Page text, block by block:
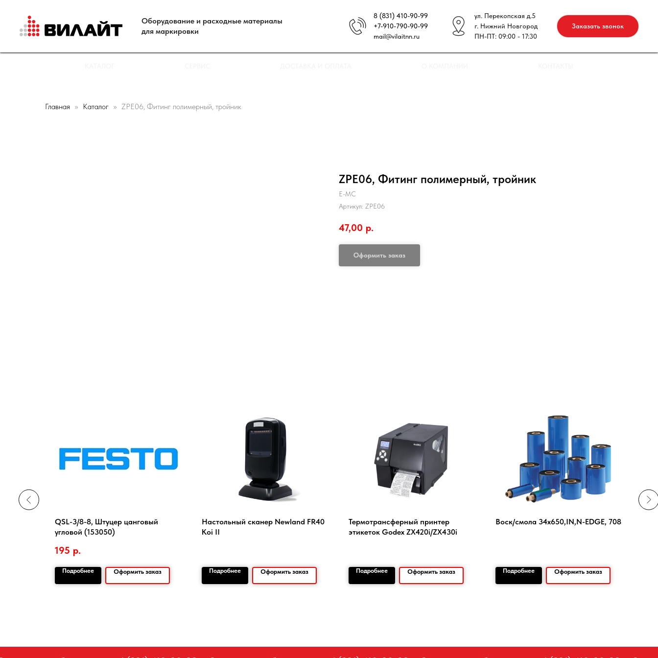
Оборудование и расходные материалы
для маркировки
8 (831) 410-90-99
+7-910-790-90-99
mail@vilaitnn.ru
ул. Перекопская д.5
г. Нижний Новгород
ПН-ПТ: 09:00 - 17:30
Заказать звонок
Главная Каталог ZPE06, Фитинг полимерный, тройник
ZPE06, Фитинг полимерный, тройник
E-MC
Артикул: ZPE06
47,00 р.
Оформить заказ
QSL-3/8-8, Штуцер цанговый
угловой (153050)
195 р.
Подробнее Оформить заказ
Настольный сканер Newland FR40
Koi II
Подробнее Оформить заказ
Термотрансферный принтер
этикеток Godex ZX420i/ZX430i
Подробнее Оформить заказ
Воск/смола 34х650,IN,N-EDGE, 708
Подробнее Оформить заказ